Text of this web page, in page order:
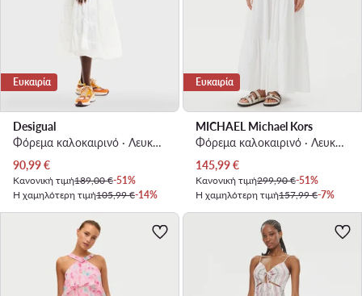
Ευκαιρία
Desigual
Φόρεμα καλοκαιρινό · Λευκό · Midi
Τρέχουσα τιμή
90,99€
Κανονική τιμή189,00 €-51%
Η χαμηλότερη τιμή105,99 €-14%
Ευκαιρία
MICHAEL Michael Kors
Φόρεμα καλοκαιρινό · Λευκό · Maxi
Τρέχουσα τιμή
145,99€
Κανονική τιμή299,90 €-51%
Η χαμηλότερη τιμή157,99 €-7%